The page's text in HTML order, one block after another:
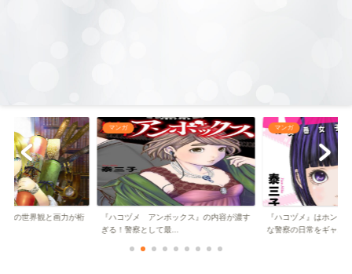
」の世界観と画力が桁
マンガ
『ハコヅメ アンボックス』の内容が濃す
ぎる！警察として最...
マンガ
『ハコヅメ』はホント
な警察の日常をギャ...